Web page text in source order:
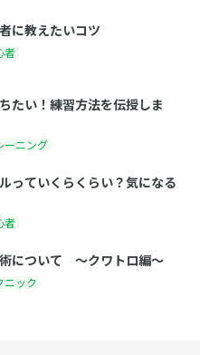
に教えたいコツ
者
たい！練習方法を伝授しま
ーニング
っていくらくらい？気になる
者
について 〜クワトロ編〜
ニック